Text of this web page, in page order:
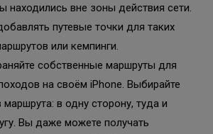
находились вне зоны действия сети.
путевые точки для таких
или кемпинги.
собственные маршруты для
на своём iPhone. Выбирайте
в одну сторону, туда и
Вы даже можете получать